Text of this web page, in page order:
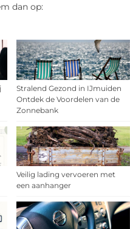
dan op:
Stralend Gezond in IJmuiden
Ontdek de Voordelen van de
Zonnebank
Veilig lading vervoeren met
een aanhanger